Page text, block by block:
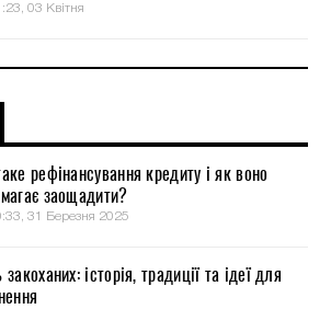
03 Квітня
рефінансування кредиту і як воно
заощадити?
31 Березня 2025
історія, традиції та ідеї для